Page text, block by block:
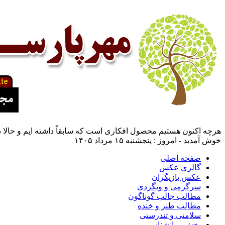
هرچه اکنون هستیم محصول افکاری است که سابقاً داشته ایم و حالا
خوش آمدید - امروز : پنجشنبه ۱۵ مرداد ۱۴۰۵
صفحه اصلی
گالری عکس
عکس بازیگران
سرگرمی و وبگردی
مطالب جالب گوناگون
مطالب طنز و خنده
سلامتی و تندرستی